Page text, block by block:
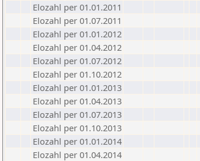
Elozahl per 01.01.2011
Elozahl per 01.07.2011
Elozahl per 01.01.2012
Elozahl per 01.04.2012
Elozahl per 01.07.2012
Elozahl per 01.10.2012
Elozahl per 01.01.2013
Elozahl per 01.04.2013
Elozahl per 01.07.2013
Elozahl per 01.10.2013
Elozahl per 01.01.2014
Elozahl per 01.04.2014